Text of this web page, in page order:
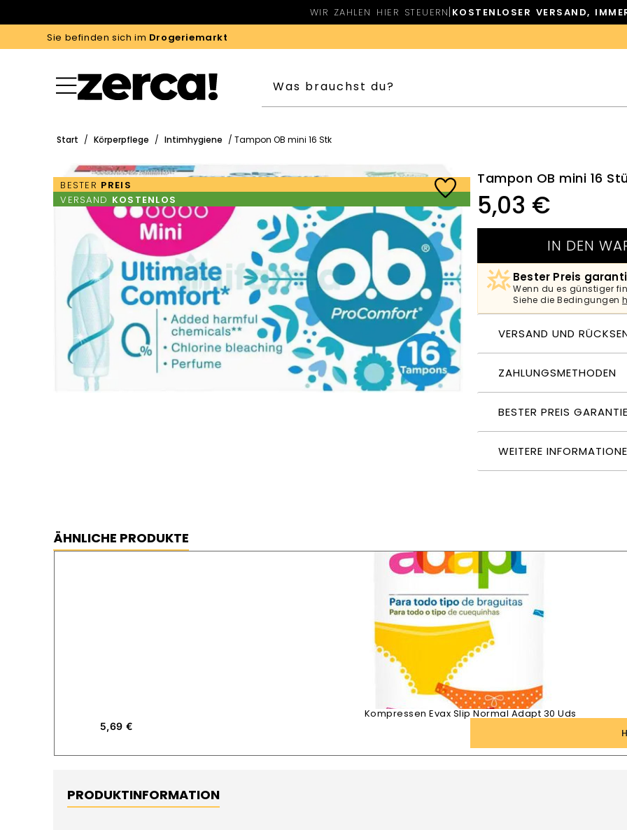
WIR ZAHLEN HIER STEUERN| KOSTENLOSER VERSAND,
Sie befinden sich im Drogeriemarkt
Start / Körperpflege / Intimhygiene / Tampon OB mini 16 Stk
BESTER PREIS
VERSAND KOSTENLOS
Tampon OB mini 16
5,03 €
IN DEN
Bester Preis
Wenn du es günstiger
Siehe die Bedingungen
VERSAND UND
ZAHLUNGSMETHODEN
BESTER PREIS
WEITERE
ÄHNLICHE PRODUKTE
Kompressen Evax Slip Normal Adapt 30 Uds
5,69€
PRODUKTINFORMATION